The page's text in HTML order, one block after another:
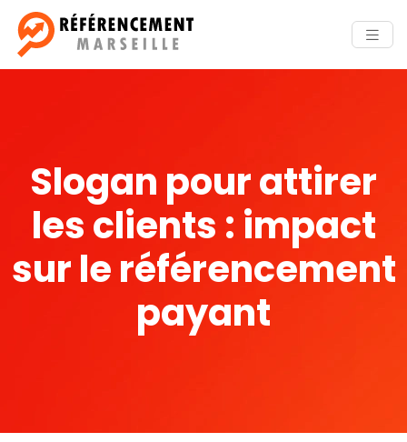
Slogan pour attirer
les clients : impact
sur le référencement
payant